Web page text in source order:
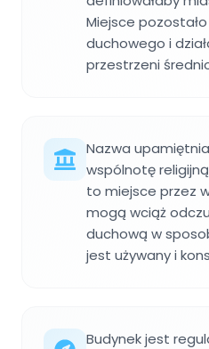
Miejsce
duchowego i
przestrzeni
Nazwa
wspólnotę
to miejsce przez
mogą wciąż
duchową w
jest używany i
Budynek jest